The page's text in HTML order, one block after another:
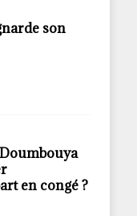
son
en congé ?